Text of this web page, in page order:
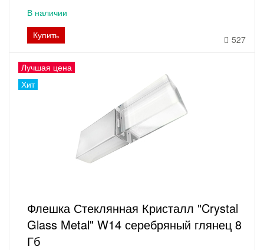
В наличии
Купить
527
Лучшая цена
Хит
Флешка Стеклянная Кристалл "Crystal
Glass Metal" W14 серебряный глянец 8
Гб